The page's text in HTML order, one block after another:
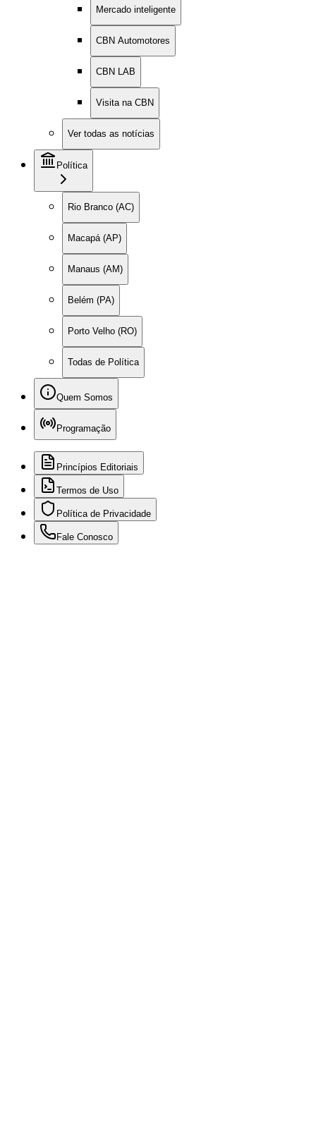
Mercado inteligente
CBN Automotores
CBN LAB
Visita na CBN
Ver todas as notícias
Política
Rio Branco (AC)
Macapá (AP)
Manaus (AM)
Belém (PA)
Porto Velho (RO)
Todas de Política
Quem Somos
Programação
Princípios Editoriais
Termos de Uso
Política de Privacidade
Fale Conosco